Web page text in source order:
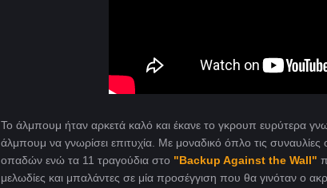
Το άλμπουμ ήταν αρκετά καλό και έκανε το γκρουπ ευρύτερα
άλμπουμ να γνωρίσει επιτυχία. Με μοναδικό όπλο τις
οπαδών ενώ τα 11 τραγούδια στο "Backup Against the Wall"
μελωδίες και μπαλάντες σε μία προσέγγιση που θα γινόταν ο